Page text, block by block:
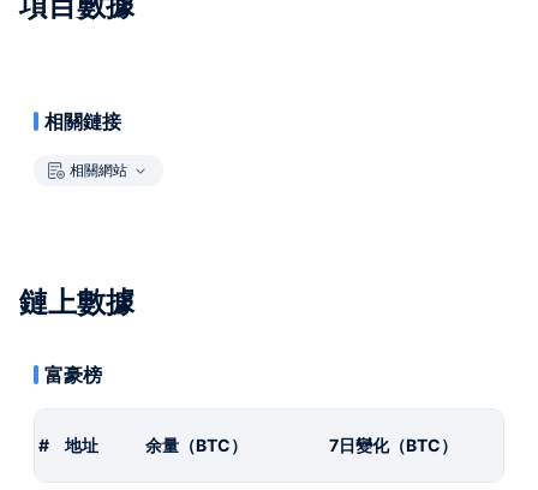
相關鏈接
相關網站
鏈上數據
富豪榜
# 地址 余量（BTC） 7日變化（BTC）